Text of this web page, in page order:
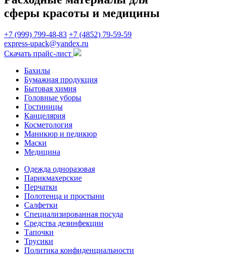
сферы красоты и медицины
+7 (999) 799-48-83 +7 (4852) 79-59-59
express-upack@yandex.ru
Скачать прайс-лист
Бахилы
Бумажная продукция
Бытовая химия
Головные уборы
Гостиницы
Канцелярия
Косметология
Маникюр и педикюр
Маски
Медицина
Одежда одноразовая
Парикмахерские
Перчатки
Полотенца и простыни
Салфетки
Специализированная посуда
Средства дезинфекции
Тапочки
Трусики
Политика конфиденциальности